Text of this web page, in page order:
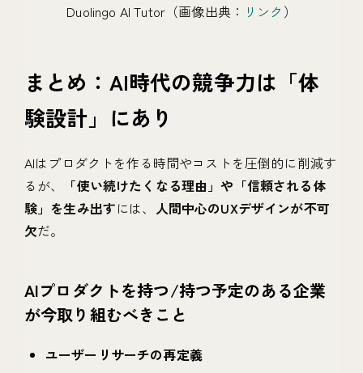
Duolingo AI Tutor（画像出典： リンク ）
まとめ：AI時代の競争力は「体
験設計」にあり
AIはプロダクトを作る時間やコストを圧倒的に削減す
るが、
「使い続けたくなる理由」や「信頼される体
験」を生み出すには、 人間中心のUXデザインが不可
欠だ。
AIプロダクトを持つ/持つ予定のある企業
が今取り組むべきこと
ユーザーリサーチの再定義